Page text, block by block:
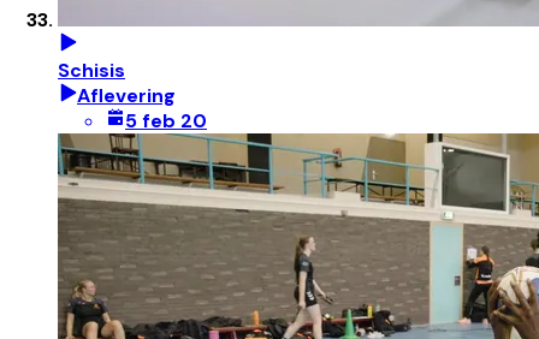
Schisis
Aflevering
5 feb 20